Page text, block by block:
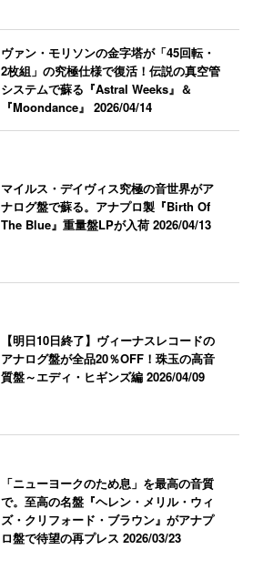
ヴァン・モリソンの金字塔が「45回転・
2枚組」の究極仕様で復活！伝説の真空管
システムで蘇る『Astral Weeks』＆
『Moondance』2026/04/14
マイルス・デイヴィス究極の音世界がア
ナログ盤で蘇る。アナプロ製『Birth Of
The Blue』重量盤LPが入荷2026/04/13
【明日10日終了】ヴィーナスレコードの
アナログ盤が全品20％OFF！珠玉の高音
質盤～エディ・ヒギンズ編2026/04/09
「ニューヨークのため息」を最高の音質
で。至高の名盤『ヘレン・メリル・ウィ
ズ・クリフォード・ブラウン』がアナプ
ロ盤で待望の再プレス2026/03/23